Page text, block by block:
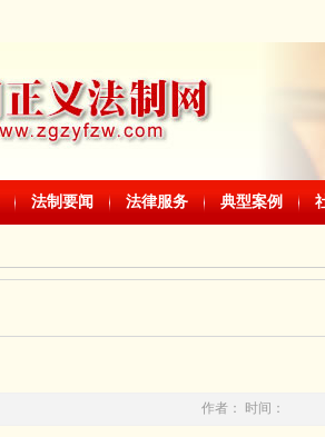
法制要闻 法律服务 典型案例
作者： 时间：